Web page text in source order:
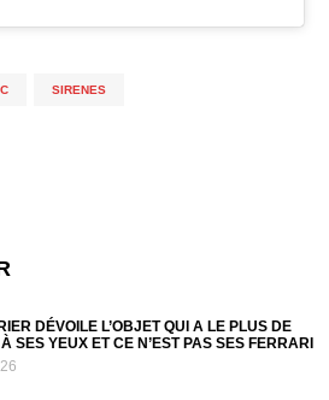
SIRENES
DÉVOILE L’OBJET QUI A LE PLUS DE
SES YEUX ET CE N’EST PAS SES FERRARI